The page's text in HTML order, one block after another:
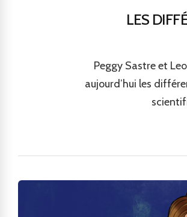
LES
Peggy Sastre et
aujourd’hui les